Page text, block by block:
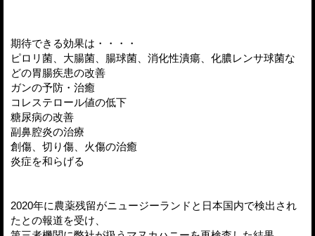
期待できる効果は・・・・
ピロリ菌、大腸菌、腸球菌、消化性潰瘍、化膿レンサ球菌な
どの胃腸疾患の改善
ガンの予防・治癒
コレステロール値の低下
糖尿病の改善
副鼻腔炎の治療
創傷、切り傷、火傷の治癒
炎症を和らげる
2020年に農薬残留がニュージーランドと日本国内で検出され
たとの報道を受け、